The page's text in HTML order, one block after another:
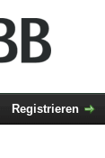
Registrieren